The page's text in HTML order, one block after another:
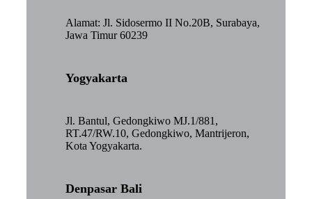
Alamat: Jl. Sidosermo II No.20B, Surabaya,
Jawa Timur 60239
Yogyakarta
Jl. Bantul, Gedongkiwo MJ.1/881,
RT.47/RW.10, Gedongkiwo, Mantrijeron,
Kota Yogyakarta.
Denpasar Bali